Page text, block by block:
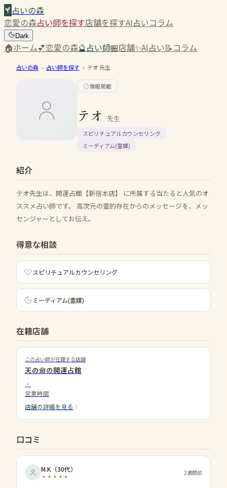
占いの森
恋愛の森占い師を探す店舗を探すAI占いコラム
Dark
🏠ホーム💕恋愛の森🔮占い師🏪店舗✨AI占い📝コラム
占いの森 › 占い師を探す › テオ先生
情報掲載
テオ 先生
スピリチュアルカウンセリング
ミーディアム(霊媒)
紹介
テオ先生は、開運占館【新宿本店】 に所属する当たると人気のオ
ススメ占い師です。 高次元の霊的存在からのメッセージを、メッ
センジャーとしてお伝え。
得意な相談
スピリチュアルカウンセリング
ミーディアム(霊媒)
在籍店舗
この占い師が在籍する店舗
天の命の開運占館
・
営業時間
店舗の詳細を見る
口コミ
M.K （30代） 2週間前